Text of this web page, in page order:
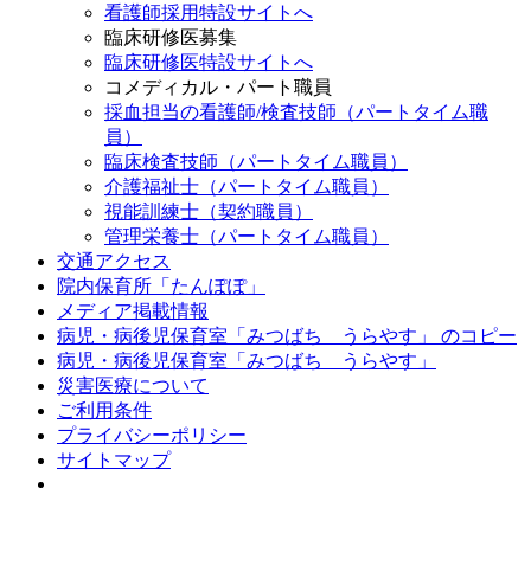
看護師採用特設サイトへ
臨床研修医募集
臨床研修医特設サイトへ
コメディカル・パート職員
採血担当の看護師/検査技師（パートタイム職
員）
臨床検査技師（パートタイム職員）
介護福祉士（パートタイム職員）
視能訓練士（契約職員）
管理栄養士（パートタイム職員）
交通アクセス
院内保育所「たんぽぽ」
メディア掲載情報
病児・病後児保育室「みつばち うらやす」 のコピー
病児・病後児保育室「みつばち うらやす」
災害医療について
ご利用条件
プライバシーポリシー
サイトマップ